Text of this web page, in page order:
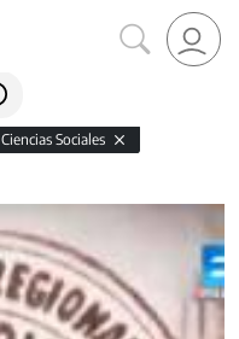
Ciencias Sociales